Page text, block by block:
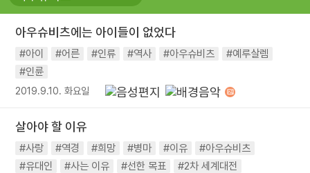
#희망
#나눔 #친구 #링컨학교
#독서
#건강 #면역력
아우슈비츠에는 아이들이 없었다
#아이 #어른 #인류 #역사 #아우슈비츠
#예루살렘
#인륜
2019.9.10. 화요일
살아야 할 이유
#사랑 #역경 #희망 #병마 #이유
#아우슈비츠
#유대인
#사는 이유 #선한 목표 #2차 세계대전